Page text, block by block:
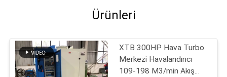
Ürünleri
XTB 300HP Hava Turbo
Merkezi Havalandırıcı
109-198 M3/min Akış